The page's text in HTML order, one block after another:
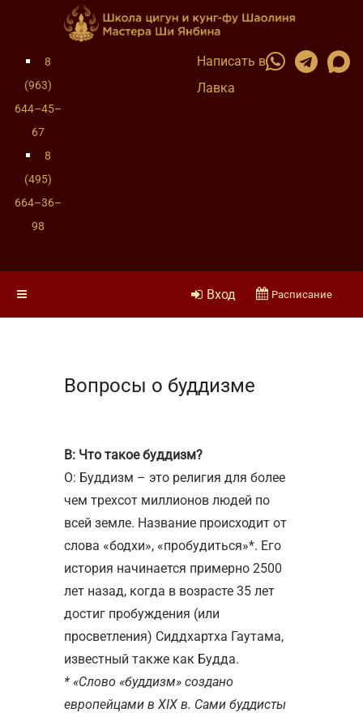
8
(963)
644–45–
67
8
(495)
664–36–
98
Написать в
Лавка
Вход Расписание
Вопросы о буддизме
В: Что такое буддизм?
О: Буддизм – это религия для более
чем трехсот миллионов людей по
всей земле. Название происходит от
слова «бодхи», «пробудиться»*. Его
история начинается примерно 2500
лет назад, когда в возрасте 35 лет
достиг пробуждения (или
просветления) Сиддхартха Гаутама,
известный также как Будда.
* «Cлово «буддизм» создано
европейцами в XIX в. Сами буддисты